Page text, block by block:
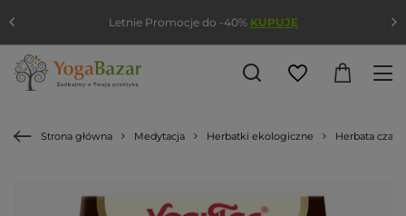
Strona główna Medytacja Herbatki ekologiczne Herbata czaj
Letnie Promocje do -40% KUPUJĘ